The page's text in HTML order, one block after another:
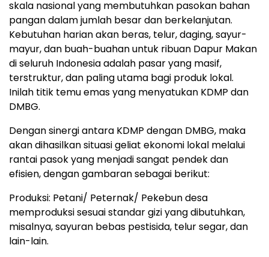
skala nasional yang membutuhkan pasokan bahan
pangan dalam jumlah besar dan berkelanjutan.
Kebutuhan harian akan beras, telur, daging, sayur-
mayur, dan buah-buahan untuk ribuan Dapur Makan
di seluruh Indonesia adalah pasar yang masif,
terstruktur, dan paling utama bagi produk lokal.
Inilah titik temu emas yang menyatukan KDMP dan
DMBG.
Dengan sinergi antara KDMP dengan DMBG, maka
akan dihasilkan situasi geliat ekonomi lokal melalui
rantai pasok yang menjadi sangat pendek dan
efisien, dengan gambaran sebagai berikut:
Produksi: Petani/ Peternak/ Pekebun desa
memproduksi sesuai standar gizi yang dibutuhkan,
misalnya, sayuran bebas pestisida, telur segar, dan
lain-lain.